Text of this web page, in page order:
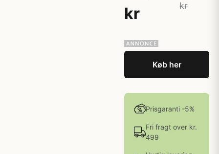
kr
kr
Køb her
Prisgaranti -5%
Fri fragt over kr.
499